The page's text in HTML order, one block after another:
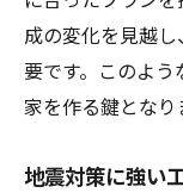
成の変化を見越
要です。このよ
家を作る鍵となり
地震対策に強い